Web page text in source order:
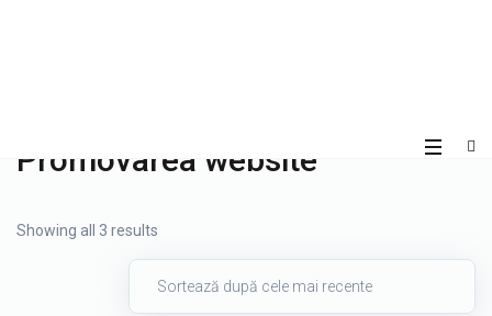
Promovarea website
Showing all 3 results